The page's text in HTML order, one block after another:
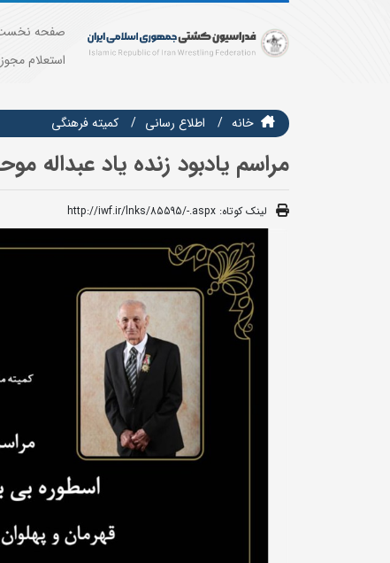
صفحه
استعلام مجوز
خانه اطلاع رسانی كميته فرهنگي
مراسم یادبود زنده یاد عبداله
لینک کوتاه: http://iwf.ir/lnks/85595/-.aspx